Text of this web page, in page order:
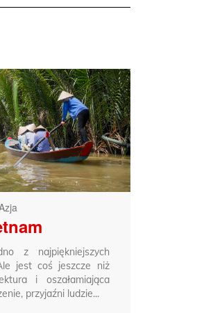
z najpiękniejszych
jest coś jeszcze niż
i oszałamiająca
przyjaźni ludzie...